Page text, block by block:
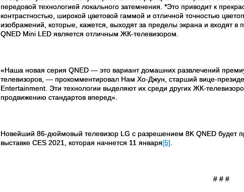
передовой технологией локального затемнения. *Это приводит к
контрастностью, широкой цветовой гаммой и отличной точностью
изображений, которые, кажется, выходят за пределы экрана и входят в
QNED Mini LED является отличным ЖК-телевизором.
«Наша новая серия QNED — это вариант домашних развлечений
телевизоров, — прокомментировал Нам Хо-Джун, старший вице-
Entertainment . Эти технологии выделяют их среди других ЖК-
продвижению стандартов вперед».
Новейший 86-дюймовый телевизор LG с разрешением 8K QNED будет
выставке CES 2021, которая начнется 11 января[5]
# # #